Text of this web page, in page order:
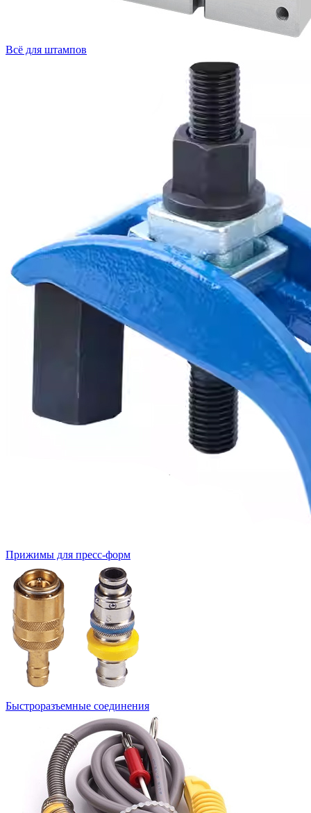
Всё для штампов
Прижимы для пресс-форм
Быстроразъемные соединения